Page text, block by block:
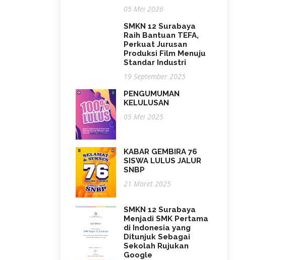
05 Mei 2026
SMKN 12 Surabaya
Raih Bantuan TEFA,
Perkuat Jurusan
Produksi Film Menuju
Standar Industri
19 September 2025
PENGUMUMAN
KELULUSAN
05 Mei 2025
KABAR GEMBIRA 76
SISWA LULUS JALUR
SNBP
21 Maret 2025
SMKN 12 Surabaya
Menjadi SMK Pertama
di Indonesia yang
Ditunjuk Sebagai
Sekolah Rujukan
Google